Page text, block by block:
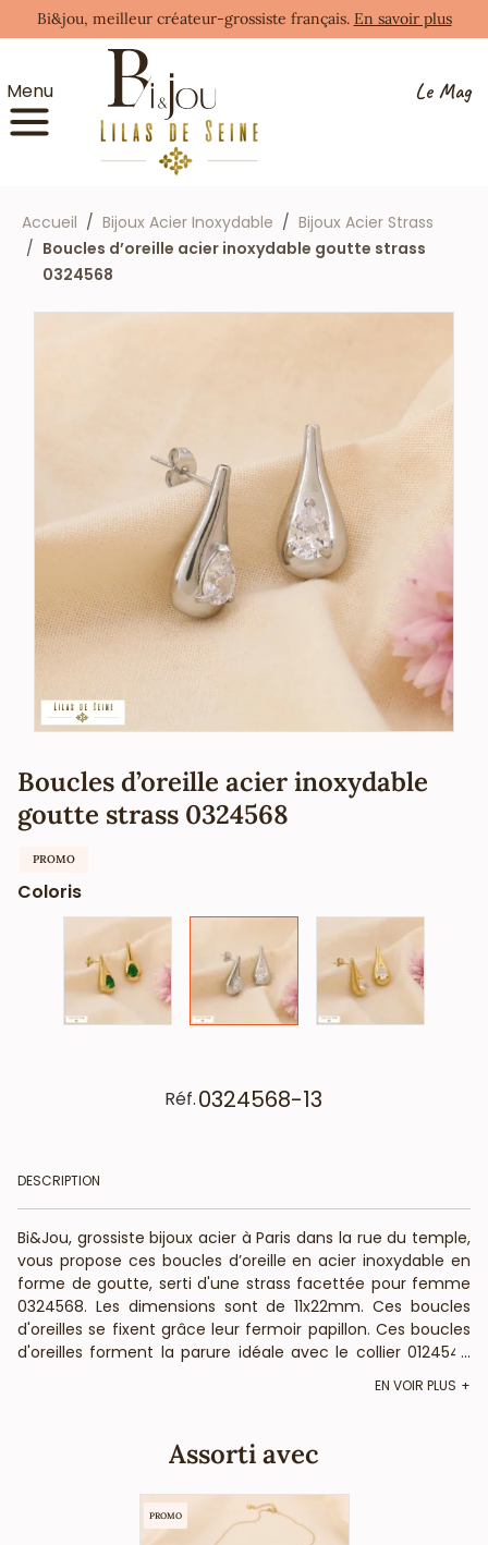
Bi&jou, meilleur créateur-grossiste français. En savoir plus
Menu Le Mag
Accueil Bijoux Acier Inoxydable
Bijoux Acier Strass
Boucles d’oreille acier inoxydable goutte strass
0324568
Boucles d’oreille acier inoxydable
goutte strass 0324568
PROMO
Coloris
Réf.0324568-13
DESCRIPTION
Bi&Jou, grossiste bijoux acier à Paris dans la rue du temple,
vous propose ces boucles d’oreille en acier inoxydable en
forme de goutte, serti d'une strass facettée pour femme
0324568. Les dimensions sont de 11x22mm. Ces boucles
d'oreilles se fixent grâce leur fermoir papillon. Ces boucles
d'oreilles forment la parure idéale avec le collier 0124549
votre fournisseur français pour les professionnels de la
contient ni nickel, plomb ni cadmium et est anti-allergique
(conformément aux lois françaises et européennes).
...
EN VOIR PLUS
Assorti avec
PROMO